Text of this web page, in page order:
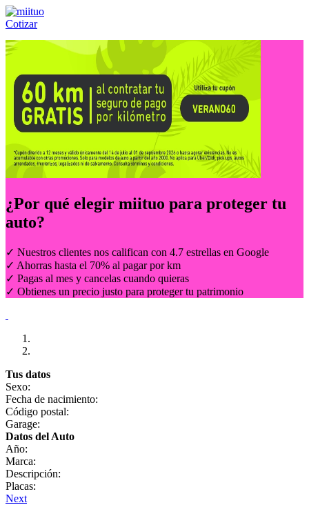
Cotizar
Llámanos al:(55) 84-21-05-00 ó
¿Por qué elegir miituo para proteger tu
auto?
✓ Nuestros clientes nos califican con 4.7 estrellas en Google
✓ Ahorras hasta el 70% al pagar por km
✓ Pagas al mes y cancelas cuando quieras
✓ Obtienes un precio justo para proteger tu patrimonio
Tus datos
Sexo:
Fecha de nacimiento:
Código postal:
Garage:
Datos del Auto
Año:
Marca:
Descripción:
Placas:
Next